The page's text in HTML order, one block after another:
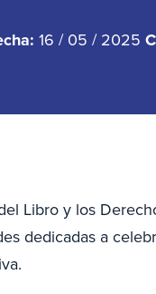
16 / 05 / 2025
Libro y los
dedicadas a